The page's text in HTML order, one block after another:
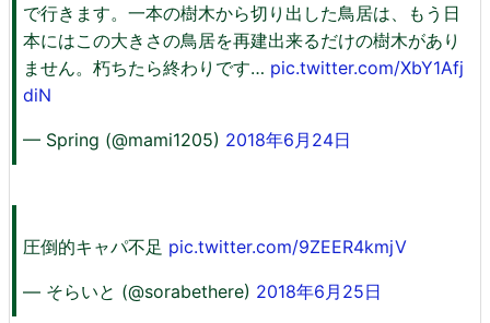
で行きます。一本の樹木から切り出した鳥居は、もう日
本にはこの大きさの鳥居を再建出来るだけの樹木があり
ません。朽ちたら終わりです… pic.twitter.com/XbY1Afj
diN
— Spring (@mami1205) 2018年6月24日
圧倒的キャパ不足 pic.twitter.com/9ZEER4kmjV
— そらいと (@sorabethere) 2018年6月25日